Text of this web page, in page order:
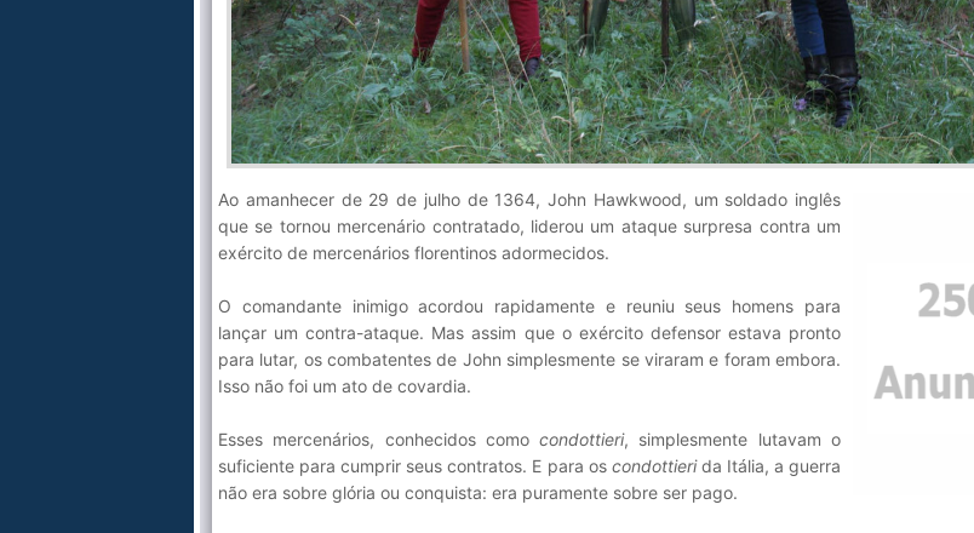
Ao amanhecer de 29 de julho de 1364, John Hawkwood, um soldado inglês
que se tornou mercenário contratado, liderou um ataque surpresa contra um
exército de mercenários florentinos adormecidos.
O comandante inimigo acordou rapidamente e reuniu seus homens para
lançar um contra-ataque. Mas assim que o exército defensor estava pronto
para lutar, os combatentes de John simplesmente se viraram e foram embora.
Isso não foi um ato de covardia.
Esses mercenários, conhecidos comocondottieri, simplesmente lutavam o
suficiente para cumprir seus contratos. E para os condottierida Itália, a guerra
não era sobre glória ou conquista: era puramente sobre ser pago.